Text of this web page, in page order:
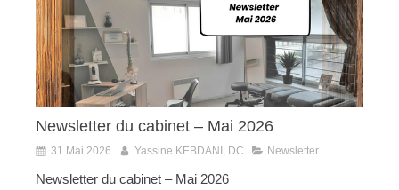
Newsletter du cabinet – Mai 2026
31 Mai 2026 Yassine KEBDANI, DC Newsletter
Newsletter du cabinet – Mai 2026